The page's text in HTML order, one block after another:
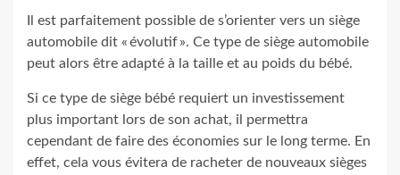
Il est parfaitement possible de s’orienter vers un siège
automobile dit « évolutif ». Ce type de siège automobile
peut alors être adapté à la taille et au poids du bébé.
Si ce type de siège bébé requiert un investissement
plus important lors de son achat, il permettra
cependant de faire des économies sur le long terme. En
effet, cela vous évitera de racheter de nouveaux sièges